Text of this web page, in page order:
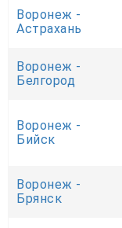
Воронеж -
Астрахань
Воронеж -
Белгород
Воронеж -
Бийск
Воронеж -
Брянск